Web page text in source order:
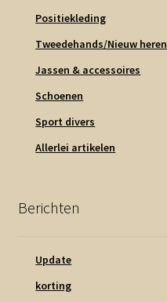
Positiekleding
Tweedehands/Nieuw heren
Jassen & accessoires
Schoenen
Sport divers
Allerlei artikelen
Berichten
Update
korting